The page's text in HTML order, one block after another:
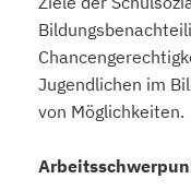
Jugendlichen im
von Möglichkeiten.